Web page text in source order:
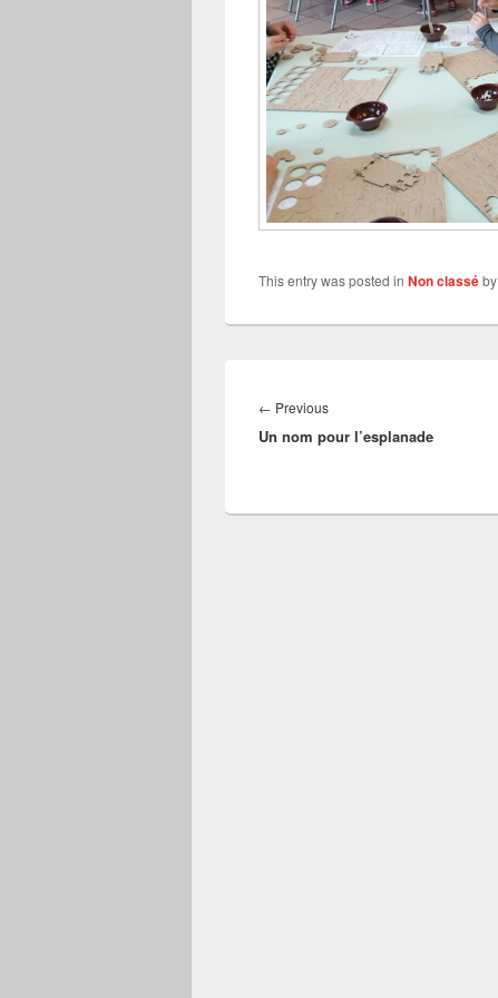
This entry was posted in Non classéby
de
l’article
← PreviousPrevious
post:
Un nom pour l’esplanade